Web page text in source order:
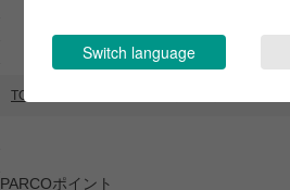
TOP
PARCOポイント
Switch language